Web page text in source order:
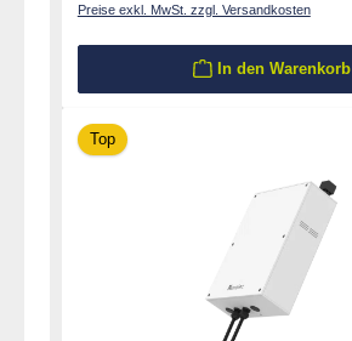
Preise exkl. MwSt. zzgl. Versandkosten
In den Warenkorb
Top